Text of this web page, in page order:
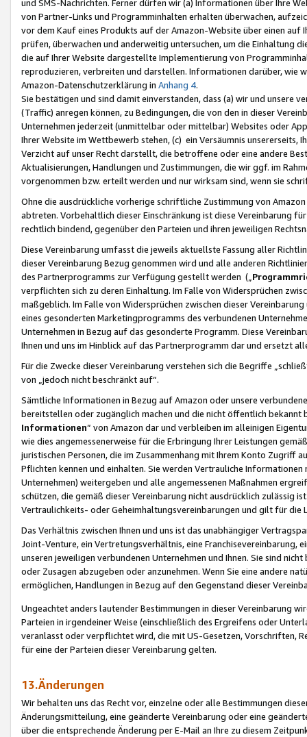
und SMS-Nachrichten. Ferner dürfen wir (a) Informationen über Ihre
von Partner-Links und Programminhalten erhalten überwachen,
vor dem Kauf eines Produkts auf der Amazon-Website über einen
prüfen, überwachen und anderweitig untersuchen, um die Einhaltung
die auf Ihrer Website dargestellte Implementierung von
reproduzieren, verbreiten und darstellen. Informationen darüber, wie
Amazon-Datenschutzerklärung in Anhang 4.
Sie bestätigen und sind damit einverstanden, dass (a) wir und
(Traffic) anregen können, zu Bedingungen, die von den in dieser
Unternehmen jederzeit (unmittelbar oder mittelbar) Websites oder
Ihrer Website im Wettbewerb stehen, (c) ein Versäumnis unsererseits,
Verzicht auf unser Recht darstellt, die betroffene oder eine andere
Aktualisierungen, Handlungen und Zustimmungen, die wir ggf. im
vorgenommen bzw. erteilt werden und nur wirksam sind, wenn sie
Ohne die ausdrückliche vorherige schriftliche Zustimmung von
abtreten. Vorbehaltlich dieser Einschränkung ist diese Vereinbarung
rechtlich bindend, gegenüber den Parteien und ihren jeweiligen
Diese Vereinbarung umfasst die jeweils aktuellste Fassung aller
dieser Vereinbarung Bezug genommen wird und alle anderen
des Partnerprogramms zur Verfügung gestellt werden („
verpflichten sich zu deren Einhaltung. Im Falle von Widersprüchen
maßgeblich. Im Falle von Widersprüchen zwischen dieser
eines gesonderten Marketingprogramms des verbundenen
Unternehmen in Bezug auf das gesonderte Programm. Diese
Ihnen und uns im Hinblick auf das Partnerprogramm dar und ersetzt
Für die Zwecke dieser Vereinbarung verstehen sich die Begriffe
von „jedoch nicht beschränkt auf“.
Sämtliche Informationen in Bezug auf Amazon oder unsere
bereitstellen oder zugänglich machen und die nicht öffentlich
Informationen“ von Amazon dar und verbleiben im alleinigen
wie dies angemessenerweise für die Erbringung Ihrer Leistungen
juristischen Personen, die im Zusammenhang mit Ihrem Konto
Pflichten kennen und einhalten. Sie werden Vertrauliche
Unternehmen) weitergeben und alle angemessenen Maßnahmen
schützen, die gemäß dieser Vereinbarung nicht ausdrücklich zulässig
Vertraulichkeits- oder Geheimhaltungsvereinbarungen und gilt für die
Das Verhältnis zwischen Ihnen und uns ist das unabhängiger
Joint-Venture, ein Vertretungsverhältnis, eine Franchisevereinbarung,
unseren jeweiligen verbundenen Unternehmen und Ihnen. Sie sind
oder Zusagen abzugeben oder anzunehmen. Wenn Sie eine andere
ermöglichen, Handlungen in Bezug auf den Gegenstand dieser
Ungeachtet anders lautender Bestimmungen in dieser Vereinbarung
Parteien in irgendeiner Weise (einschließlich des Ergreifens oder
veranlasst oder verpflichtet wird, die mit US-Gesetzen, Vorschriften,
für eine der Parteien dieser Vereinbarung gelten.
13.Änderungen
Wir behalten uns das Recht vor, einzelne oder alle Bestimmungen
Änderungsmitteilung, eine geänderte Vereinbarung oder eine
über die entsprechende Änderung per E-Mail an Ihre zu diesem